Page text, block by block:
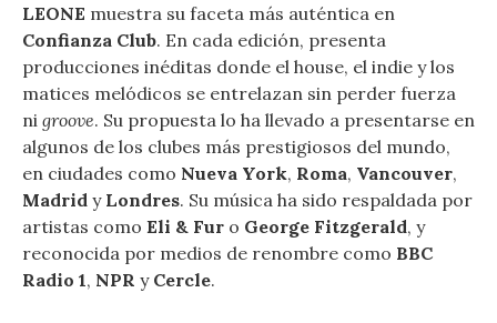
LEONE muestra su faceta más auténtica en
Confianza Club. En cada edición, presenta
producciones inéditas donde el house, el indie y los
matices melódicos se entrelazan sin perder fuerza
ni groove. Su propuesta lo ha llevado a presentarse en
algunos de los clubes más prestigiosos del mundo,
en ciudades como Nueva York, Roma, Vancouver,
Madrid y Londres. Su música ha sido respaldada por
artistas como Eli & Fur o George Fitzgerald, y
reconocida por medios de renombre como BBC
Radio 1, NPR y Cercle.